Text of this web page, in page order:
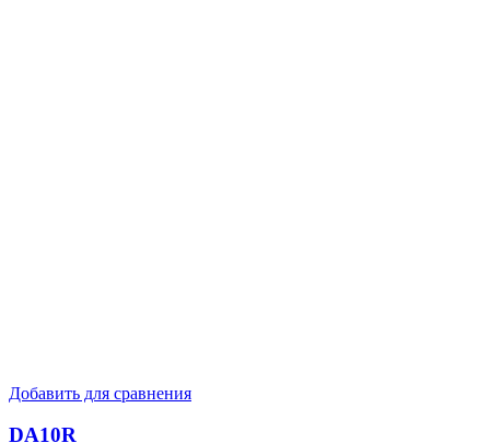
Добавить для сравнения
DA10R